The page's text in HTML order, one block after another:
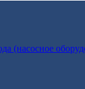
(насосное